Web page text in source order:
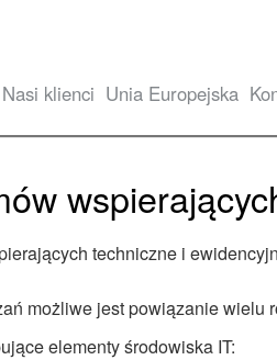
Nasi klienci Unia Europejska
techniczne i
możliwe jest powiązanie wielu
elementy środowiska IT: